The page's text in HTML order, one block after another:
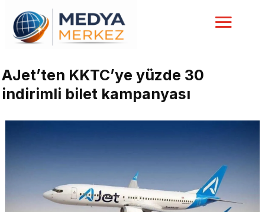
AJet’ten KKTC’ye yüzde 30
indirimli bilet kampanyası